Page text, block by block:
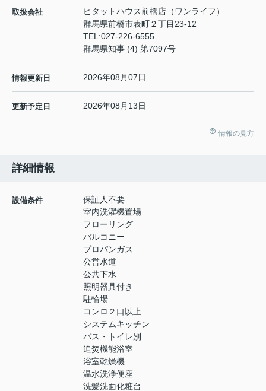
取扱会社
ピタットハウス前橋店（ワンライフ）
群馬県前橋市表町２丁目23-12
TEL:027-226-6555
群馬県知事 (4) 第7097号
情報更新日 2026年08月07日
更新予定日 2026年08月13日
情報の見方
詳細情報
設備条件
保証人不要
室内洗濯機置場
フローリング
バルコニー
プロパンガス
公営水道
公共下水
照明器具付き
駐輪場
コンロ２口以上
システムキッチン
バス・トイレ別
追焚機能浴室
浴室乾燥機
温水洗浄便座
洗髪洗面化粧台